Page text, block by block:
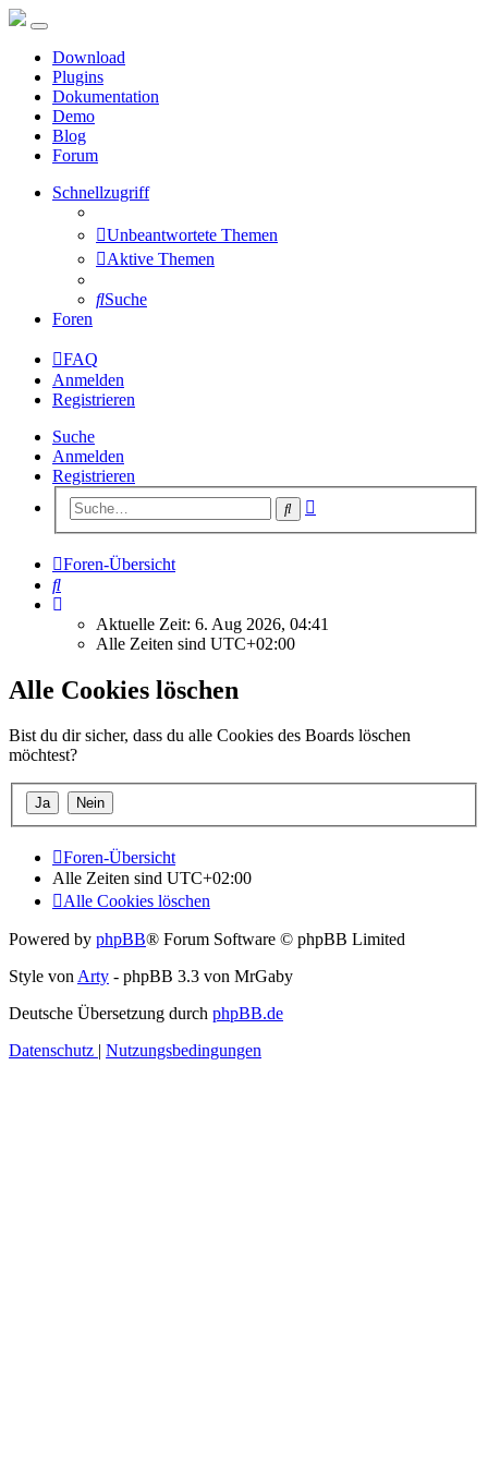
Download
Plugins
Dokumentation
Demo
Blog
Forum
Schnellzugriff
Unbeantwortete Themen
Aktive Themen
Suche
Foren
FAQ
Anmelden
Registrieren
Suche
Anmelden
Registrieren
Suche
Foren-Übersicht
Suche
Aktuelle Zeit: 6. Aug 2026, 04:41
Alle Zeiten sind UTC+02:00
Alle Cookies löschen
Bist du dir sicher, dass du alle Cookies des Boards löschen
möchtest?
Foren-Übersicht
Alle Zeiten sind UTC+02:00
Alle Cookies löschen
Powered by phpBB® Forum Software © phpBB Limited
Style von Arty - phpBB 3.3 von MrGaby
Deutsche Übersetzung durch phpBB.de
Datenschutz | Nutzungsbedingungen